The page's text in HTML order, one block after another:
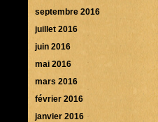
septembre 2016
juillet 2016
juin 2016
mai 2016
mars 2016
février 2016
janvier 2016